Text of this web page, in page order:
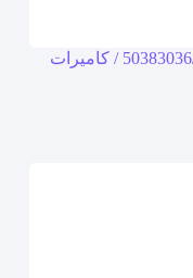
فني تركيب كاميرات وايرلس الجهراء /50383036 / كاميرات